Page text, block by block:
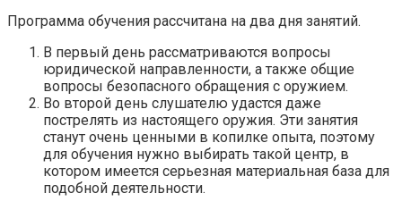
Программа обучения рассчитана на два дня занятий.
В первый день рассматриваются вопросы
юридической направленности, а также общие
вопросы безопасного обращения с оружием.
Во второй день слушателю удастся даже
пострелять из настоящего оружия. Эти занятия
станут очень ценными в копилке опыта, поэтому
для обучения нужно выбирать такой центр, в
котором имеется серьезная материальная база для
подобной деятельности.